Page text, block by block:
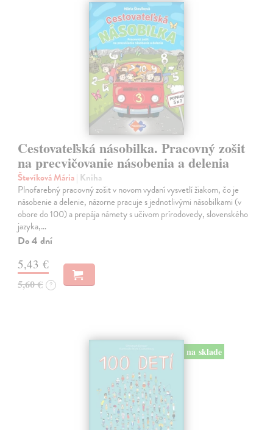
Cestovateľská násobilka. Pracovný zošit
na precvičovanie násobenia a delenia
Števíková Mária| Kniha
Plnofarebný pracovný zošit v novom vydaní vysvetlí žiakom, čo je
násobenie a delenie, názorne pracuje s jednotlivými násobilkami (v
obore do 100) a prepája námety s učivom prírodovedy, slovenského
jazyka,…
Do 4 dní
5,43 €
5,60 € ?
na sklade